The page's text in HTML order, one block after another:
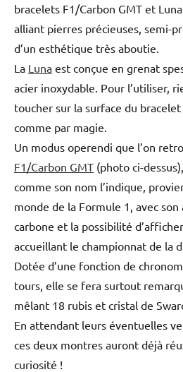
bracelets F1/Carbon GMT et
alliant pierres précieuses, semi-
d’un esthétique très aboutie.
La Luna est conçue en grenat
acier inoxydable. Pour l’utiliser,
toucher sur la surface du bracelet
comme par magie.
Un modus operendi que l’on
F1/Carbon GMT (photo ci-
comme son nom l’indique,
monde de la Formule 1, avec
carbone et la possibilité
accueillant le championnat de la
Dotée d’une fonction de
tours, elle se fera surtout
mêlant 18 rubis et cristal de
En attendant leurs éventuelles
ces deux montres auront déjà
curiosité !